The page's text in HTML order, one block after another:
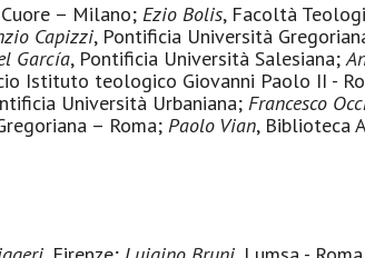
– Milano; Ezio Bolis, Facoltà
Capizzi, Pontificia Università
García, Pontificia Università Salesiana;
Istituto teologico Giovanni Paolo II -
Università Urbaniana; Francesco
– Roma; Paolo Vian, Biblioteca